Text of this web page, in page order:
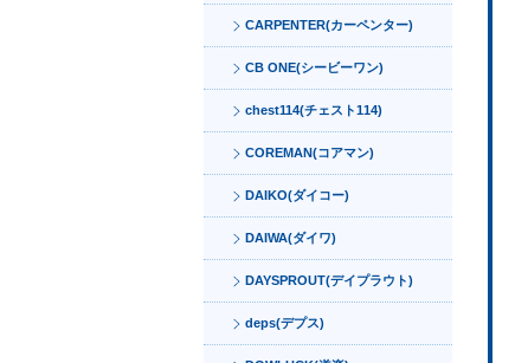
CARPENTER(カーペンター)
CB ONE(シービーワン)
chest114(チェスト114)
COREMAN(コアマン)
DAIKO(ダイコー)
DAIWA(ダイワ)
DAYSPROUT(デイプラウト)
deps(デプス)